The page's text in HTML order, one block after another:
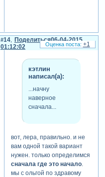
Поделиться
14
06-04-2015
01:12:02
кэтлин
написал(а):
...начну
наверное
сначала...
вот, лера, правильно. и не
вам одной такой вариант
нужен. только определимся
сначала где это начало.
мы с ольгой по здравому
+1